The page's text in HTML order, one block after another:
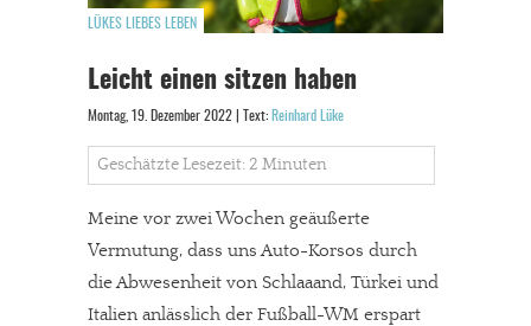
LÜKES LIEBES LEBEN
Leicht einen sitzen haben
Montag, 19. Dezember 2022 | Text: Reinhard Lüke
Geschätzte Lesezeit: 2 Minuten
Meine vor zwei Wochen geäußerte
Vermutung, dass uns Auto-Korsos durch
die Abwesenheit von Schlaaand, Türkei und
Italien anlässlich der Fußball-WM erspart